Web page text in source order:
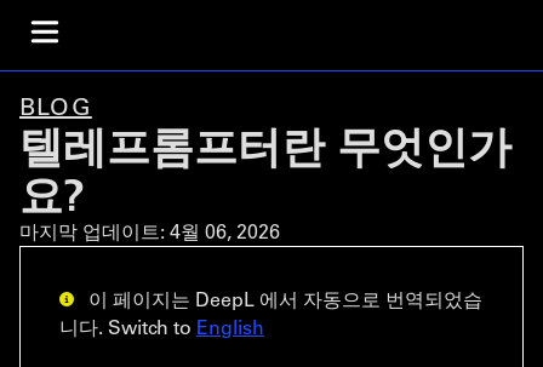
BLOG
텔레프롬프터란 무엇인가
요?
마지막 업데이트:4월 06, 2026
이 페이지는 DeepL 에서 자동으로 번역되었습
니다. Switch to English